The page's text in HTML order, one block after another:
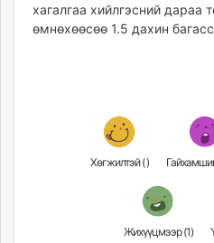
ergelt.mn
zarig.mn
хагалгаа хийлгэсний дараа
өмнөхөөсөө 1.5 дахин
Хөгжилтэй ()
Жихүүцмээр (1)